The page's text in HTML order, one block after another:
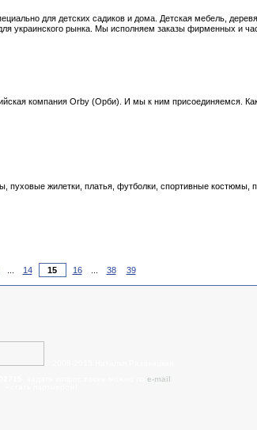
для детских садиков и дома. Детская мебель,
украинского рынка. Мы исполняем заказы фирменных и
компания Orby (Орби). И мы к ним присоединяемся.
пуховые жилетки, платья, футболки, спортивные
14 16 38 39
e-mail